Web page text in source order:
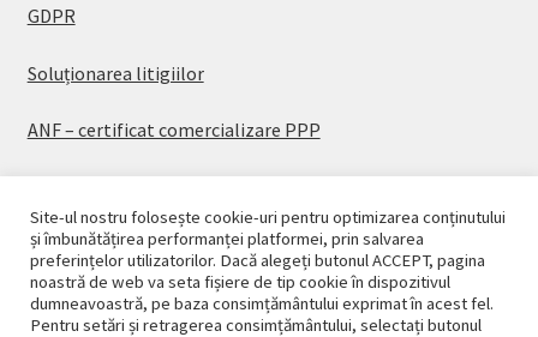
GDPR
Soluționarea litigiilor
ANF – certificat comercializare PPP
© CASAPLANT 2026
Politică de confidențialitate
Site-ul nostru folosește cookie-uri pentru optimizarea conținutului
și îmbunătățirea performanței platformei, prin salvarea
preferințelor utilizatorilor. Dacă alegeți butonul ACCEPT, pagina
noastră de web va seta fișiere de tip cookie în dispozitivul
dumneavoastră, pe baza consimțământului exprimat în acest fel.
Pentru setări și retragerea consimțământului, selectați butonul